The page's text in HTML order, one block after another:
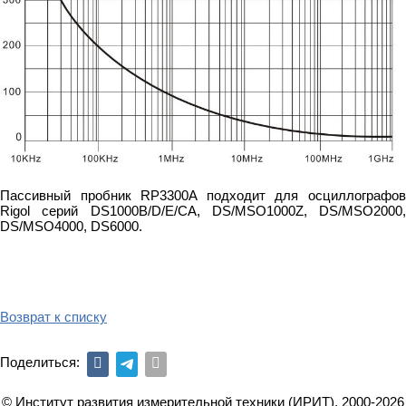
Пассивный пробник RP3300A подходит для осциллографов
Rigol серий DS1000B/D/E/CA, DS/MSO1000Z, DS/MSO2000,
DS/MSO4000, DS6000.
Возврат к списку
Поделиться:
© Институт развития измерительной техники (ИРИТ), 2000-2026